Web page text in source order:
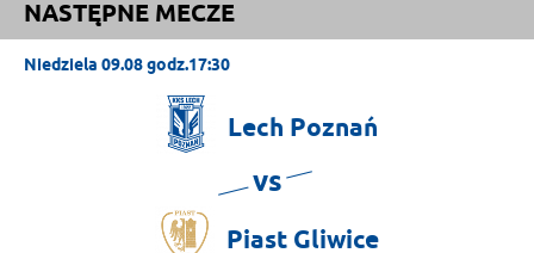
NASTĘPNE MECZE
Niedziela 09.08 godz.17:30
Lech Poznań
vs
Piast Gliwice